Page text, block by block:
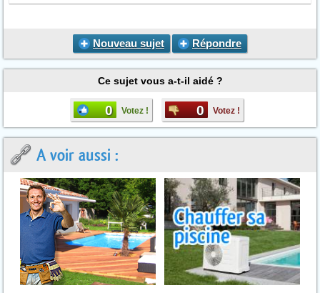
Nouveau sujet Répondre
Ce sujet vous a-t-il aidé ?
0 Votez ! 0 Votez !
A voir aussi :